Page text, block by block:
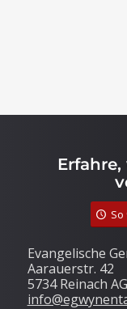
So
Evangelische
Aarauerstr. 42
5734 Reinach AG